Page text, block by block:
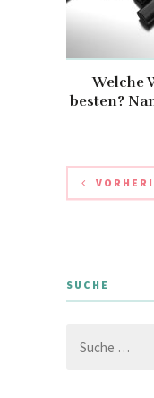
Welche
besten?
SUCHE
nach: